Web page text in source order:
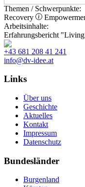
Themen / Schwerpunkte:
Recovery
Arbeitsinhalte:
Erfahrungsbericht
+43 681 208 41 241
info@dv-idee.at
Links
Über uns
Geschichte
Aktuelles
Kontakt
Impressum
Datenschutz
Bundesländer
Burgenland